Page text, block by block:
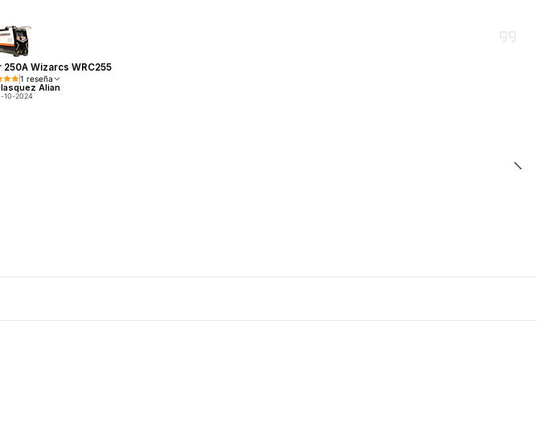
Wizarcs WRC255
1 reseña
Alian
10-2024